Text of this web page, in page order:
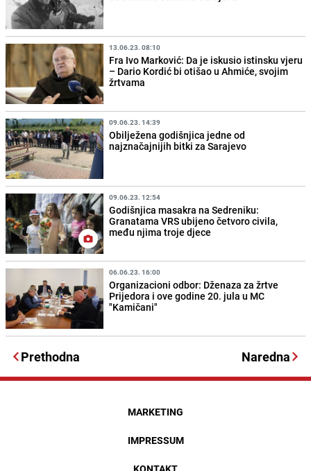
13.06.23. 08:10
Fra Ivo Marković: Da je iskusio istinsku vjeru
– Dario Kordić bi otišao u Ahmiće, svojim
žrtvama
09.06.23. 14:39
Obilježena godišnjica jedne od
najznačajnijih bitki za Sarajevo
09.06.23. 12:54
Godišnjica masakra na Sedreniku:
Granatama VRS ubijeno četvoro civila,
među njima troje djece
06.06.23. 16:00
Organizacioni odbor: Dženaza za žrtve
Prijedora i ove godine 20. jula u MC
"Kamičani"
Prethodna Naredna
MARKETING
IMPRESSUM